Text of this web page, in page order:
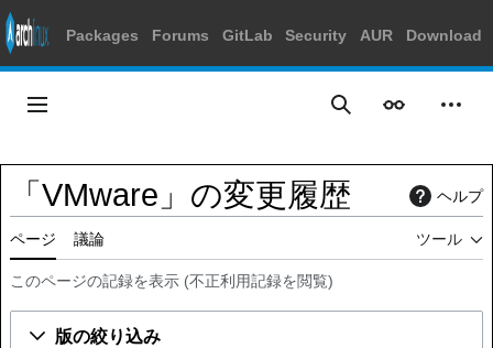
Packages Forums GitLab Security AUR Download
ス
キ
ッ
プ
メインメニュー 検索 表示 個人
「VMware」の変更履歴 ヘルプ
ページ 議論 ツール
このページの記録を表示 (不正利用記録を閲覧)
版の絞り込み